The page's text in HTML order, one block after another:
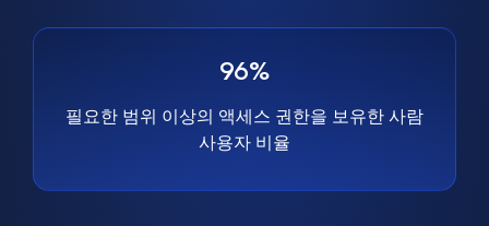
96%
필요한 범위 이상의 액세스 권한을 보유한 사람
사용자 비율